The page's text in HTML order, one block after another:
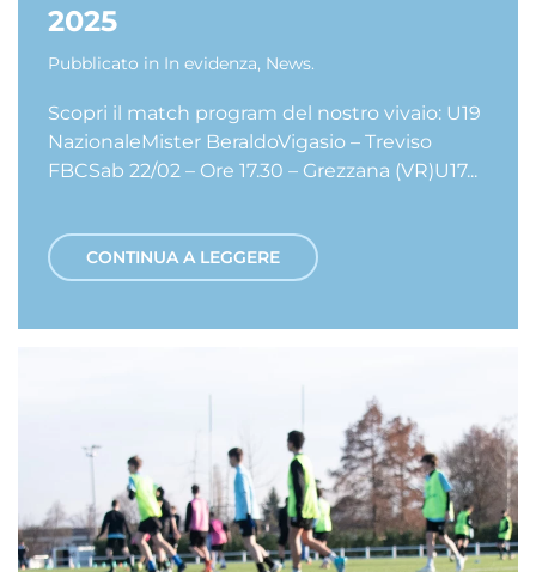
2025
Pubblicato in In evidenza, News.
Scopri il match program del nostro vivaio: U19
NazionaleMister BeraldoVigasio – Treviso
FBCSab 22/02 – Ore 17.30 – Grezzana (VR)U17...
CONTINUA A LEGGERE